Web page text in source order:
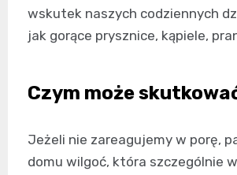
wskutek naszych codziennych
jak gorące prysznice, kąpiele,
Czym może
Jeżeli nie zareagujemy w porę,
domu wilgoć, która szczególnie